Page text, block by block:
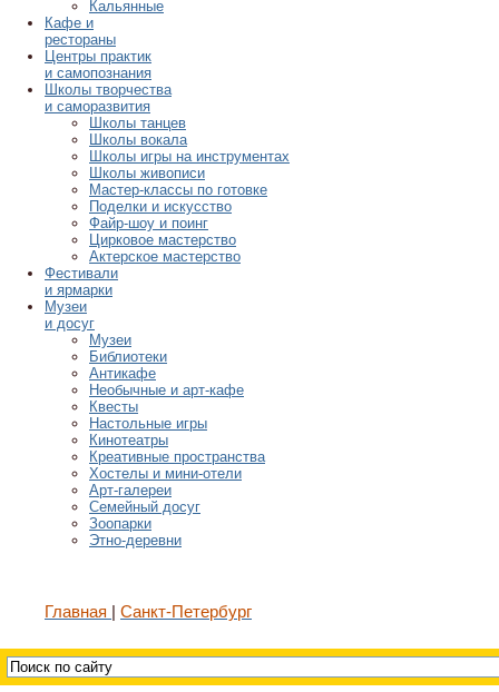
Кальянные
Кафе и
рестораны
Центры практик
и самопознания
Школы творчества
и саморазвития
Школы танцев
Школы вокала
Школы игры на инструментах
Школы живописи
Мастер-классы по готовке
Поделки и искусство
Файр-шоу и поинг
Цирковое мастерство
Актерское мастерство
Фестивали
и ярмарки
Музеи
и досуг
Музеи
Библиотеки
Антикафе
Необычные и арт-кафе
Квесты
Настольные игры
Кинотеатры
Креативные пространства
Хостелы и мини-отели
Арт-галереи
Семейный досуг
Зоопарки
Этно-деревни
Главная Санкт-Петербург